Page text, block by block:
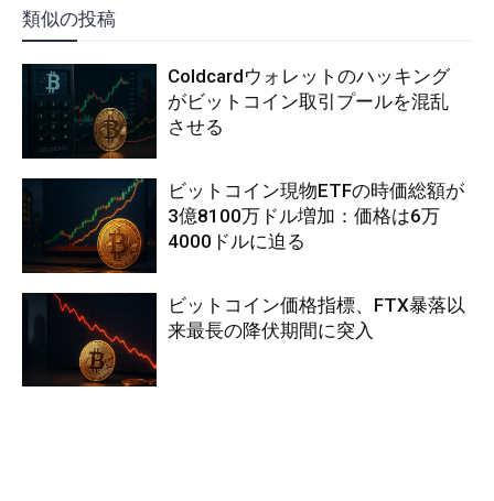
類似の投稿
Coldcardウォレットのハッキング
がビットコイン取引プールを混乱
させる
ビットコイン現物ETFの時価総額が
3億8100万ドル増加：価格は6万
4000ドルに迫る
ビットコイン価格指標、FTX暴落以
来最長の降伏期間に突入